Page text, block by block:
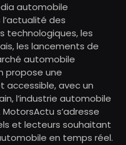
automobile
des
technologiques, les
les lancements de
automobile
propose une
accessible, avec un
l’industrie automobile
s’adresse
et lecteurs souhaitant
en temps réel.